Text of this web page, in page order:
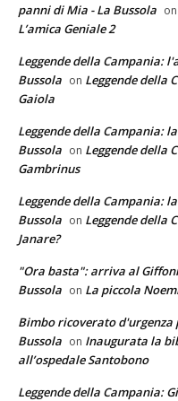
panni di Mia - La Bussola on
L’amica Geniale 2
Leggende della Campania:
Bussola on Leggende della
Gaiola
Leggende della Campania:
Bussola on Leggende della
Gambrinus
Leggende della Campania:
Bussola on Leggende della
Janare?
"Ora basta": arriva al
Bussola on La piccola
Bimbo ricoverato d'urgenza
Bussola on Inaugurata la
all’ospedale Santobono
Leggende della Campania: